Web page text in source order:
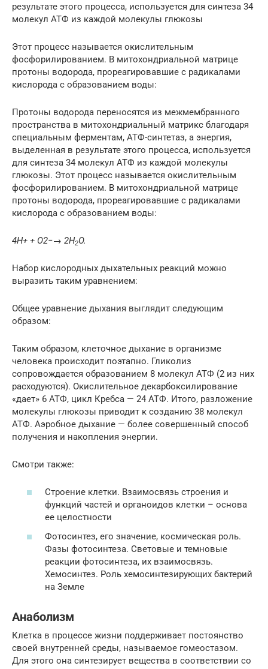
результате этого процесса, используется для синтеза 34
молекул АТФ из каждой молекулы глюкозы
Этот процесс называется окислительным
фосфорилированием. В митохондриальной матрице
протоны водорода, прореагировавшие с радикалами
кислорода с образованием воды:
Протоны водорода переносятся из межмембранного
пространства в митохондриальный матрикс благодаря
специальным ферментам, АТФ-синтетаз, а энергия,
выделенная в результате этого процесса, используется
для синтеза 34 молекул АТФ из каждой молекулы
глюкозы. Этот процесс называется окислительным
фосфорилированием. В митохондриальной матрице
протоны водорода, прореагировавшие с радикалами
кислорода с образованием воды:
4H+ + O2−→ 2H2O.
Набор кислородных дыхательных реакций можно
выразить таким уравнением:
Общее уравнение дыхания выглядит следующим
образом:
Таким образом, клеточное дыхание в организме
человека происходит поэтапно. Гликолиз
сопровождается образованием 8 молекул АТФ (2 из них
расходуются). Окислительное декарбоксилирование
«дает» 6 АТФ, цикл Кребса — 24 АТФ. Итого, разложение
молекулы глюкозы приводит к созданию 38 молекул
АТФ. Аэробное дыхание — более совершенный способ
получения и накопления энергии.
Смотри также:
Строение клетки. Взаимосвязь строения и
функций частей и органоидов клетки – основа
ее целостности
Фотосинтез, его значение, космическая роль.
Фазы фотосинтеза. Световые и темновые
реакции фотосинтеза, их взаимосвязь.
Хемосинтез. Роль хемосинтезирующих бактерий
на Земле
Анаболизм
Клетка в процессе жизни поддерживает постоянство
своей внутренней среды, называемое гомеостазом.
Для этого она синтезирует вещества в соответствии со